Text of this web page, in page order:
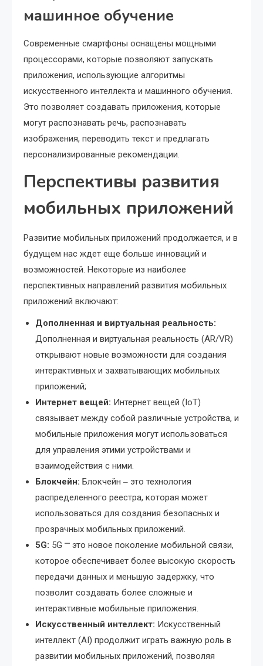
машинное обучение
Современные смартфоны оснащены мощными
процессорами, которые позволяют запускать
приложения, использующие алгоритмы
искусственного интеллекта и машинного обучения.
Это позволяет создавать приложения, которые
могут распознавать речь, распознавать
изображения, переводить текст и предлагать
персонализированные рекомендации.
Перспективы развития
мобильных приложений
Развитие мобильных приложений продолжается, и в
будущем нас ждет еще больше инноваций и
возможностей. Некоторые из наиболее
перспективных направлений развития мобильных
приложений включают:
Дополненная и виртуальная реальность:
Дополненная и виртуальная реальность (AR/VR)
открывают новые возможности для создания
интерактивных и захватывающих мобильных
приложений;
Интернет вещей: Интернет вещей (IoT)
связывает между собой различные устройства, и
мобильные приложения могут использоваться
для управления этими устройствами и
взаимодействия с ними.
Блокчейн: Блокчейн ‒ это технология
распределенного реестра, которая может
использоваться для создания безопасных и
прозрачных мобильных приложений.
5G: 5G ⎻ это новое поколение мобильной связи,
которое обеспечивает более высокую скорость
передачи данных и меньшую задержку, что
позволит создавать более сложные и
интерактивные мобильные приложения.
Искусственный интеллект: Искусственный
интеллект (AI) продолжит играть важную роль в
развитии мобильных приложений, позволяя